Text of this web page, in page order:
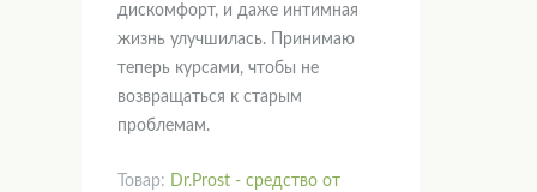
дискомфорт, и даже интимная
жизнь улучшилась. Принимаю
теперь курсами, чтобы не
возвращаться к старым
проблемам.
Товар: Dr.Prost - средство от